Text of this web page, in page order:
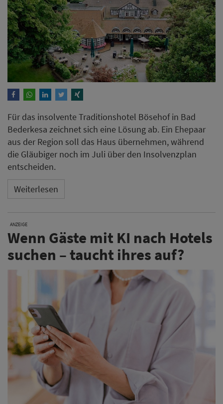
Für das insolvente Traditionshotel Bösehof in Bad
Bederkesa zeichnet sich eine Lösung ab. Ein Ehepaar
aus der Region soll das Haus übernehmen, während
die Gläubiger noch im Juli über den Insolvenzplan
entscheiden.
Weiterlesen
ANZEIGE
Wenn Gäste mit KI nach Hotels
suchen – taucht ihres auf?